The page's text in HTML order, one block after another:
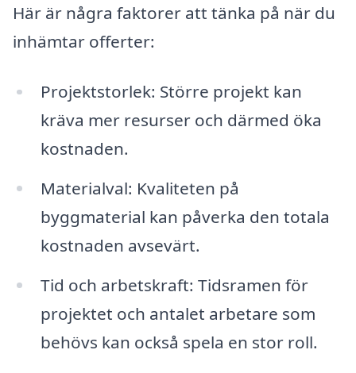
Här är några faktorer att tänka på när du
inhämtar offerter:
Projektstorlek: Större projekt kan
kräva mer resurser och därmed öka
kostnaden.
Materialval: Kvaliteten på
byggmaterial kan påverka den totala
kostnaden avsevärt.
Tid och arbetskraft: Tidsramen för
projektet och antalet arbetare som
behövs kan också spela en stor roll.